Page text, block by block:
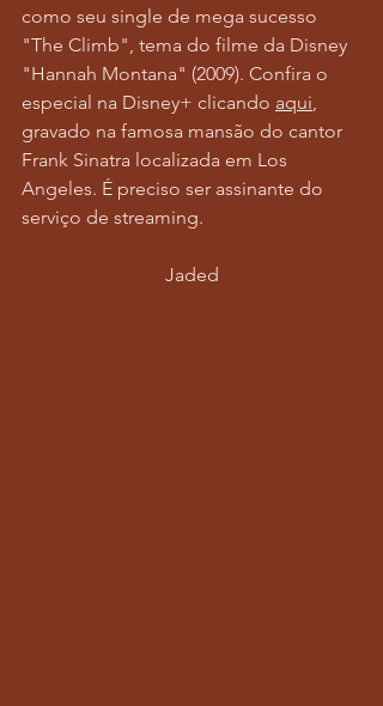
como seu single de mega sucesso
"The Climb", tema do filme da Disney
"Hannah Montana" (2009). Confira o
especial na Disney+ clicando aqui,
gravado na famosa mansão do cantor
Frank Sinatra localizada em Los
Angeles. É preciso ser assinante do
serviço de streaming.
Jaded